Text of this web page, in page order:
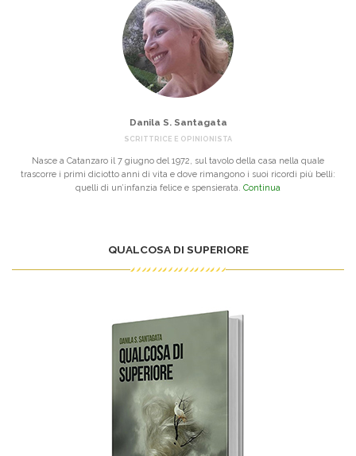
Danila S. Santagata
SCRITTRICE E OPINIONISTA
Nasce a Catanzaro il 7 giugno del 1972, sul tavolo della casa nella quale
trascorre i primi diciotto anni di vita e dove rimangono i suoi ricordi più belli:
quelli di un’infanzia felice e spensierata. Continua
QUALCOSA DI SUPERIORE